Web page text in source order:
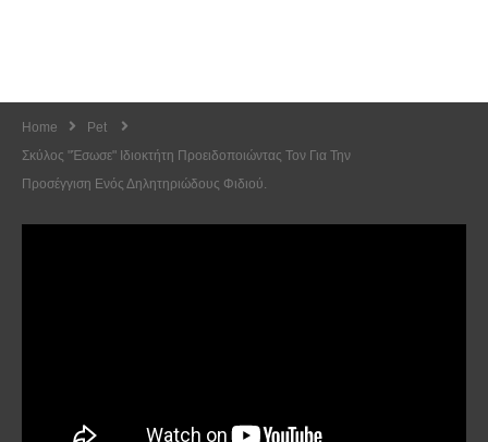
Home
Pet
Σκύλος "έσωσε" Ιδιοκτήτη Προειδοποιώντας Τον Για Την
Προσέγγιση Ενός Δηλητηριώδους Φιδιού.